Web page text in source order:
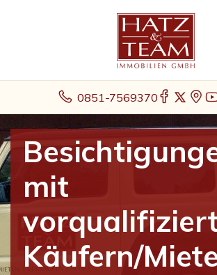
0851-7569370
mit
Käufern/